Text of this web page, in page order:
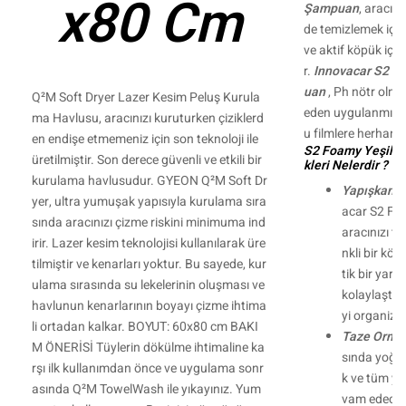
x80 Cm
Q²M Soft Dryer Lazer Kesim Peluş Kurula
ma Havlusu, aracınızı kuruturken çiziklerd
en endişe etmemeniz için son teknoloji ile
üretilmiştir. Son derece güvenli ve etkili bir
kurulama havlusudur. GYEON Q²M Soft Dr
yer, ultra yumuşak yapısıyla kurulama sıra
sında aracınızı çizme riskini minimuma ind
irir. Lazer kesim teknolojisi kullanılarak üre
tilmiştir ve kenarları yoktur. Bu sayede, kur
ulama sırasında su lekelerinin oluşması ve
havlunun kenarlarının boyayı çizme ihtima
li ortadan kalkar. BOYUT: 60x80 cm BAKI
M ÖNERİSİ Tüylerin dökülme ihtimaline ka
rşı ilk kullanımdan önce ve uygulama sonr
asında Q²M TowelWash ile yıkayınız. Yum
Şampuan,
de temizlemek
ve aktif köpük
r. Innovacar S2
uan, Ph nötr
eden
u filmlere
S2 Foamy Yeşil
kleri Nelerdir ?
Yapışkan
acar S2
aracınızı
nkli bir
tik bir
yi organize
Taze
sında
k ve tüm
vam